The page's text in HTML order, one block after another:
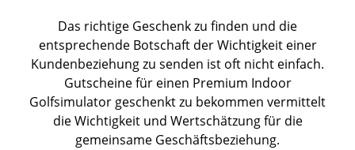
Das richtige Geschenk zu finden und die
entsprechende Botschaft der Wichtigkeit einer
Kundenbeziehung zu senden ist oft nicht einfach.
Gutscheine für einen Premium Indoor
Golfsimulator geschenkt zu bekommen vermittelt
die Wichtigkeit und Wertschätzung für die
gemeinsame Geschäftsbeziehung.